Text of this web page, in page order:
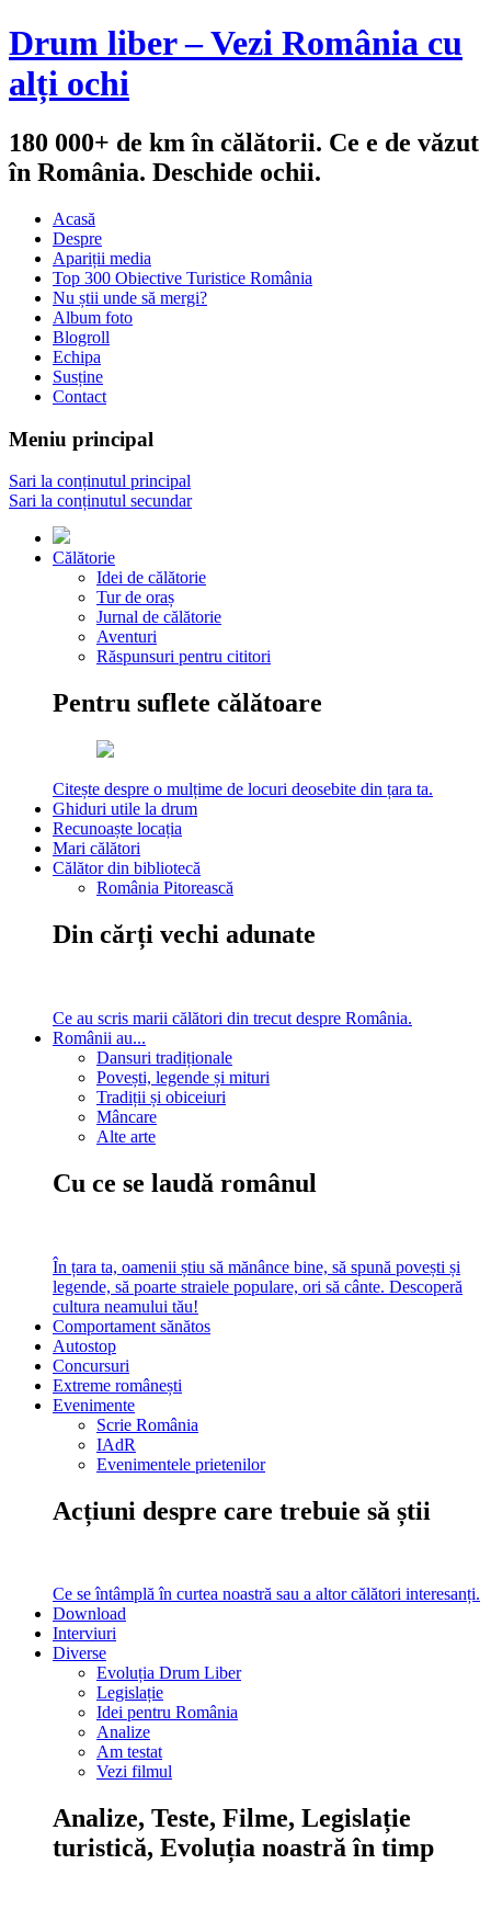
Drum liber – Vezi România cu
alți ochi
180 000+ de km în călătorii. Ce e de văzut
în România. Deschide ochii.
Acasă
Despre
Apariții media
Top 300 Obiective Turistice România
Nu știi unde să mergi?
Album foto
Blogroll
Echipa
Susține
Contact
Meniu principal
Sari la conținutul principal
Sari la conținutul secundar
Călătorie
Idei de călătorie
Tur de oraș
Jurnal de călătorie
Aventuri
Răspunsuri pentru cititori
Pentru suflete călătoare
Citește despre o mulțime de locuri deosebite din țara ta.
Ghiduri utile la drum
Recunoaște locația
Mari călători
Călător din bibliotecă
România Pitorească
Din cărți vechi adunate
Ce au scris marii călători din trecut despre România.
Românii au...
Dansuri tradiționale
Povești, legende și mituri
Tradiții și obiceiuri
Mâncare
Alte arte
Cu ce se laudă românul
În țara ta, oamenii știu să mănânce bine, să spună povești și
legende, să poarte straiele populare, ori să cânte. Descoperă
cultura neamului tău!
Comportament sănătos
Autostop
Concursuri
Extreme românești
Evenimente
Scrie România
IAdR
Evenimentele prietenilor
Acțiuni despre care trebuie să știi
Ce se întâmplă în curtea noastră sau a altor călători interesanți.
Download
Interviuri
Diverse
Evoluția Drum Liber
Legislație
Idei pentru România
Analize
Am testat
Vezi filmul
Analize, Teste, Filme, Legislație
turistică, Evoluția noastră în timp